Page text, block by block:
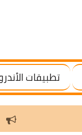
تطبيقات
/ Office